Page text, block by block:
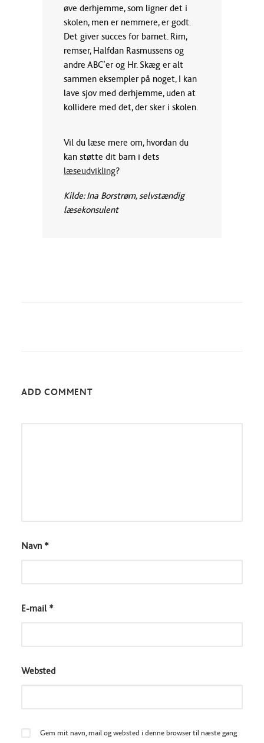
øve derhjemme, som ligner det i
skolen, men er nemmere, er godt.
Det giver succes for barnet. Rim,
remser, Halfdan Rasmussens og
andre ABC’er og Hr. Skæg er alt
sammen eksempler på noget, I kan
lave sjov med derhjemme, uden at
kollidere med det, der sker i skolen.
Vil du læse mere om, hvordan du
kan støtte dit barn i dets
læseudvikling?
Kilde: Ina Borstrøm, selvstændig
læsekonsulent
ADD COMMENT
Navn *
E-mail *
Websted
Gem mit navn, mail og websted i denne browser til næste gang